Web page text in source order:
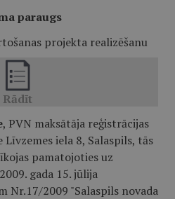
paraugs
projekta realizēšanu
, PVN maksātāja reģistrācijas
Līvzemes iela 8, Salaspils, tās
rīkojas pamatojoties uz
gada 15. jūlija
Nr.17/2009 "Salaspils novada